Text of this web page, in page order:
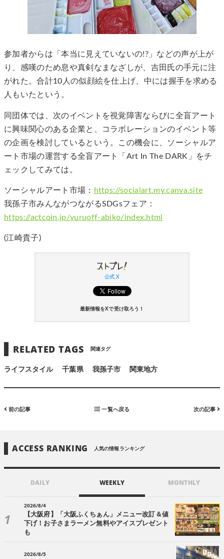
参加者からは「本当に見えていないの!?」などの声が上が
り、感嘆のため息や真剣なまなざしが、吉田氏の手元に注
がれた。合計10人の似顔絵を仕上げ、中には握手を求める
人もいたという。
同団体では、次のイベントを視覚障害ならびに全盲アート
に興味関心のある企業と、コラボレーションのイベント等
の企画を検討しているという。この機会に、ソーシャルア
ート市場の運営する全盲アート「Art In The DARK」をチ
ェックしてみては。
ソーシャルアート市場：
https://socialart.my.canva.site
我孫子市みんながつながるSDGsフェア：
https://actcoin.jp/yuruoff-abiko/index.html
(江崎貴子)
公式 X
最新情報をXで受け取ろう！
RELATED TAGS 関連タグ
ライフスタイル 千葉県 我孫子市 関東地方
前の記事 一覧へ戻る 次の記事
ACCESS RANKING 人気の情報ランキング
DAILY WEEKLY MONTHLY
2026/8/4
【大阪府】「大阪ふくちぁん」メニュー改訂＆値
下げ！お子さまラーメン無料やアイスプレゼント
も
2026/8/5